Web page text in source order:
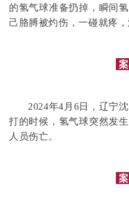
的氢气球准备扔掉，瞬间
己胳膊被灼伤，一碰就疼
2024年4月6日，辽宁
打的时候，氢气球突然发
人员伤亡。